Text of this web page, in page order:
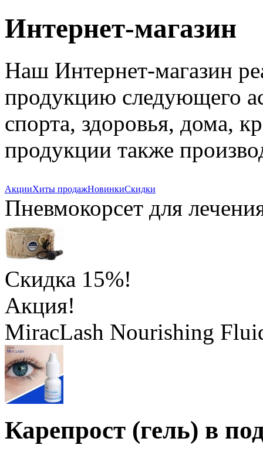
Интернет-магазин
Наш Интернет-магазин
продукцию следующего
спорта, здоровья, дома,
продукции также
АкцииХиты продажНовинкиСкидки
Пневмокорсет для
Скидка 15%!
Акция!
MiracLash Nourishing
Карепрост (гель) в